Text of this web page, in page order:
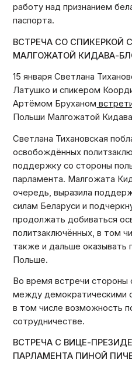
работу над признанием
паспорта.
ВСТРЕЧА СО СПИКЕРКОЙ
МАЛГОЖАТОЙ КИДАВА-
15 января Светлана
Латушко и спикером
Артёмом Бруханом
Польши Малгожатой
Светлана Тихановская
освобождённых
поддержку со стороны
парламента. Малгожата
очередь, выразила
силам Беларуси и
продолжать добиваться
политзаключённых, в том
также и дальше оказывать
Польше.
Во время встречи стороны
между демократическими
в том числе возможность
сотрудничестве.
ВСТРЕЧА С ВИЦЕ-
ПАРЛАМЕНТА ПИНОЙ